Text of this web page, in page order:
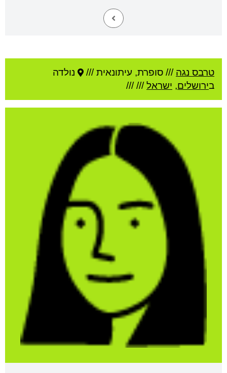
טרבס נגה /// סופרת, עיתונאית ///
נולדה
בירושלים, ישראל///
///